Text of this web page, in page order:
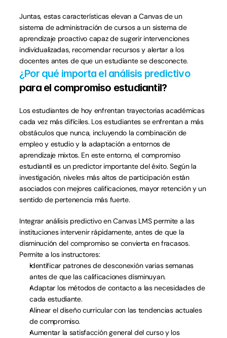
Juntas, estas características elevan a Canvas de un
sistema de administración de cursos a un sistema de
aprendizaje proactivo capaz de sugerir intervenciones
individualizadas, recomendar recursos y alertar a los
docentes antes de que un estudiante se desconecte.
¿Por qué importa el análisis predictivo
para el compromiso estudiantil?
Los estudiantes de hoy enfrentan trayectorias académicas
cada vez más difíciles. Los estudiantes se enfrentan a más
obstáculos que nunca, incluyendo la combinación de
empleo y estudio y la adaptación a entornos de
aprendizaje mixtos. En este entorno, el compromiso
estudiantil es un predictor importante del éxito. Según la
investigación, niveles más altos de participación están
asociados con mejores calificaciones, mayor retención y un
sentido de pertenencia más fuerte.
Integrar análisis predictivo en Canvas LMS permite a las
instituciones intervenir rápidamente, antes de que la
disminución del compromiso se convierta en fracasos.
Permite a los instructores:
Identificar patrones de desconexión varias semanas
antes de que las calificaciones disminuyan.
Adaptar los métodos de contacto a las necesidades de
cada estudiante.
Alinear el diseño curricular con las tendencias actuales
de compromiso.
Aumentar la satisfacción general del curso y los